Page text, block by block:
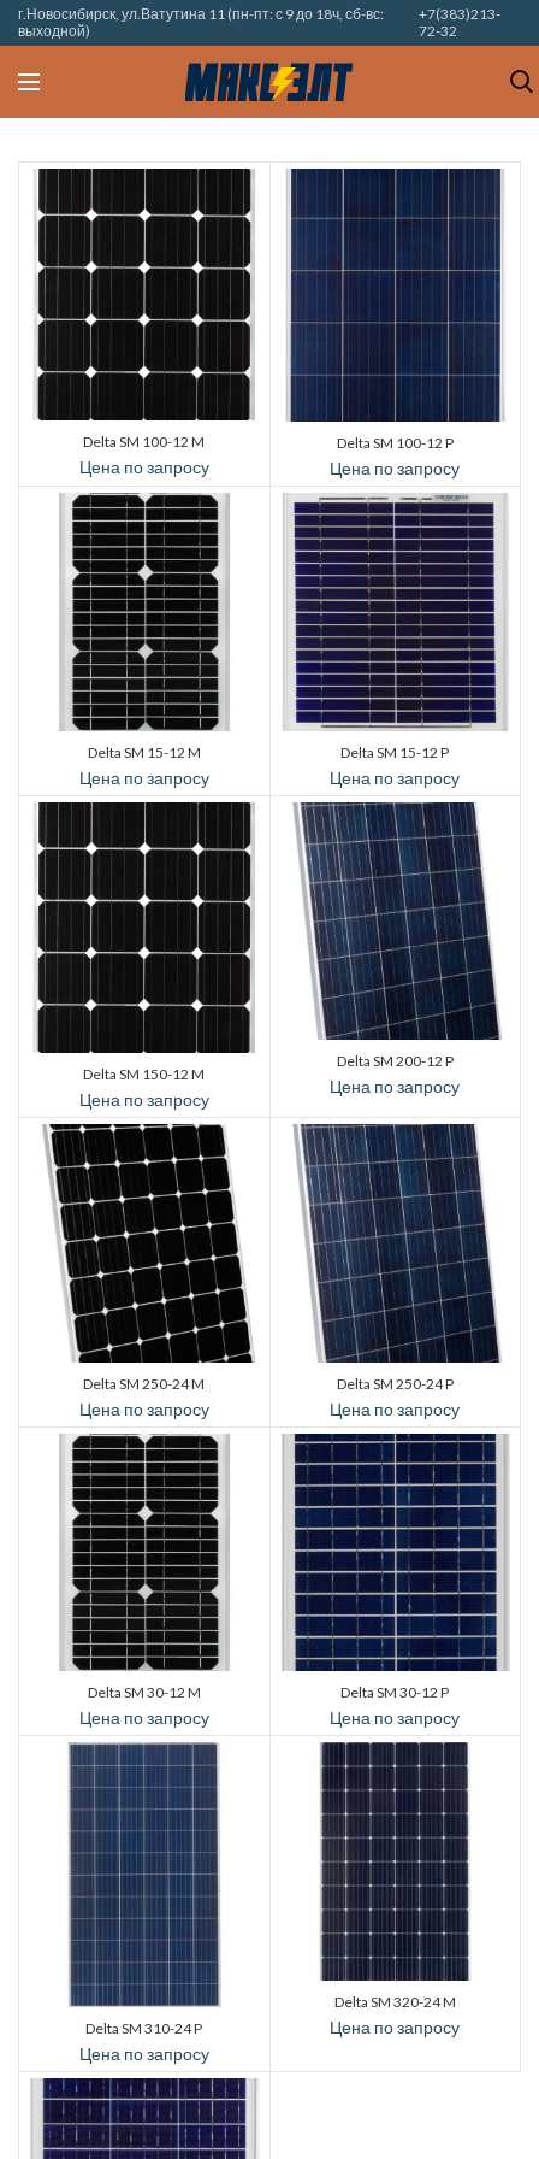
г.Новосибирск, ул.Ватутина 11 (пн-пт: с 9 до 18ч, сб-вс:
выходной)
+7(383)213-
72-32
Delta SM 100-12 M
Цена по запросу
Delta SM 100-12 P
Цена по запросу
Delta SM 15-12 M
Цена по запросу
Delta SM 15-12 P
Цена по запросу
Delta SM 150-12 M
Цена по запросу
Delta SM 200-12 P
Цена по запросу
Delta SM 250-24 M
Цена по запросу
Delta SM 250-24 P
Цена по запросу
Delta SM 30-12 M
Цена по запросу
Delta SM 30-12 P
Цена по запросу
Delta SM 310-24 P
Цена по запросу
Delta SM 320-24 M
Цена по запросу